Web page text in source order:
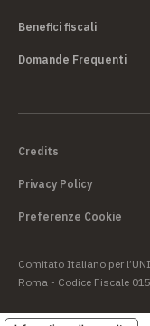
Benefici fiscali
Domande Frequenti
Credits
Privacy Policy
Preferenze Cookie
Comitato Italiano per
Roma - Codice Fiscale